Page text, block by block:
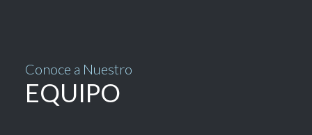
Conoce a Nuestro
EQUIPO